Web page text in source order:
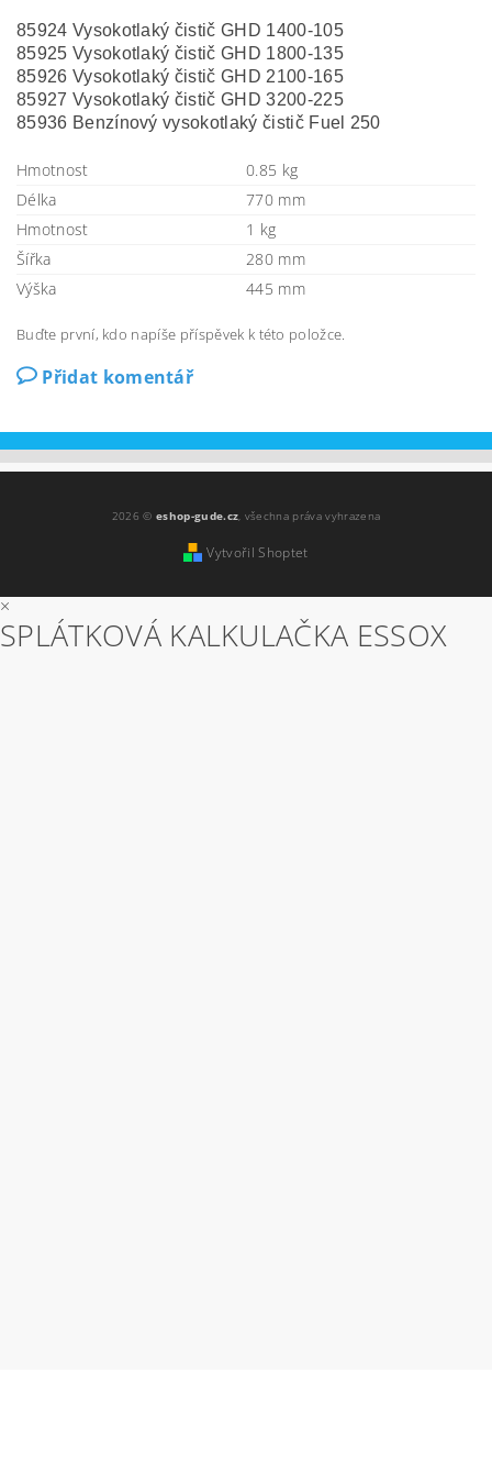
85924 Vysokotlaký čistič GHD 1400-105
85925 Vysokotlaký čistič GHD 1800-135
85926 Vysokotlaký čistič GHD 2100-165
85927 Vysokotlaký čistič GHD 3200-225
85936 Benzínový vysokotlaký čistič Fuel 250
Hmotnost
0.85 kg
Délka
770 mm
Hmotnost
1 kg
Šířka
280 mm
Výška
445 mm
Buďte první, kdo napíše příspěvek k této položce.
Přidat komentář
2026 ©eshop-gude.cz, všechna práva vyhrazena
Vytvořil Shoptet
×
SPLÁTKOVÁ KALKULAČKA ESSOX